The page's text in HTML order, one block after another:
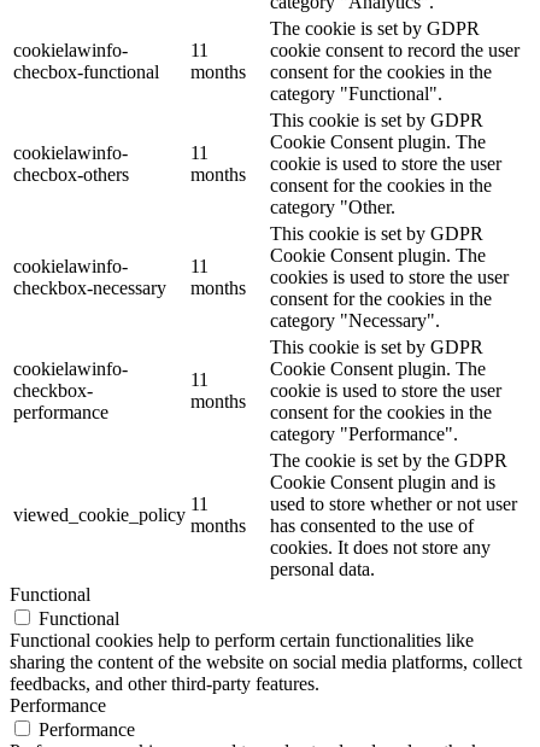
cookielawinfo-
checbox-functional
11
months
The cookie is set by GDPR
cookie consent to record the user
consent for the cookies in the
category "Functional".
cookielawinfo-
checbox-others
11
months
This cookie is set by GDPR
Cookie Consent plugin. The
cookie is used to store the user
consent for the cookies in the
category "Other.
cookielawinfo-
checkbox-necessary
11
months
This cookie is set by GDPR
Cookie Consent plugin. The
cookies is used to store the user
consent for the cookies in the
category "Necessary".
cookielawinfo-
checkbox-
performance
11
months
This cookie is set by GDPR
Cookie Consent plugin. The
cookie is used to store the user
consent for the cookies in the
category "Performance".
viewed_cookie_policy
11
months
The cookie is set by the GDPR
Cookie Consent plugin and is
used to store whether or not user
has consented to the use of
cookies. It does not store any
personal data.
Functional
Functional
Functional cookies help to perform certain functionalities like
sharing the content of the website on social media platforms, collect
feedbacks, and other third-party features.
Performance
Performance